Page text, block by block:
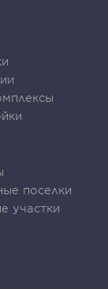
поселки
участки